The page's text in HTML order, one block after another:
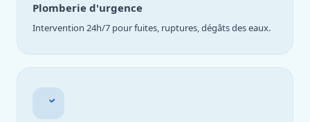
Plomberie d'urgence
Intervention 24h/7 pour fuites, ruptures, dégâts des eaux.